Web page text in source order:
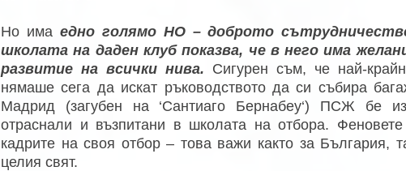
Но има едно голямо НО – доброто
школата на даден клуб показва, че в него има
развитие на всички нива. Сигурен съм, че най-
нямаше сега да искат ръководството да си събира
Мадрид (загубен на ‘Сантиаго Бернабеу‘) ПСЖ бе
отраснали и възпитани в школата на отбора.
кадрите на своя отбор – това важи както за България,
целия свят.